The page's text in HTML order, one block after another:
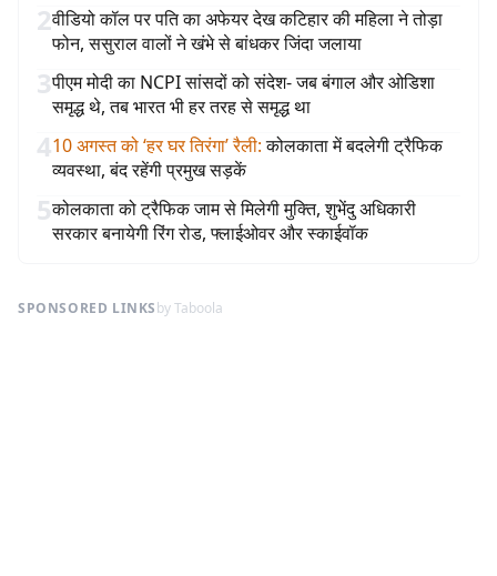
2वीडियो कॉल पर पति का अफेयर देख कटिहार की महिला ने तोड़ा
फोन, ससुराल वालों ने खंभे से बांधकर जिंदा जलाया
3पीएम मोदी का NCPI सांसदों को संदेश- जब बंगाल और ओडिशा
समृद्ध थे, तब भारत भी हर तरह से समृद्ध था
410 अगस्त को ‘हर घर तिरंगा’ रैली: कोलकाता में बदलेगी ट्रैफिक
व्यवस्था, बंद रहेंगी प्रमुख सड़कें
5कोलकाता को ट्रैफिक जाम से मिलेगी मुक्ति, शुभेंदु अधिकारी
सरकार बनायेगी रिंग रोड, फ्लाईओवर और स्काईवॉक
SPONSORED LINKSby Taboola